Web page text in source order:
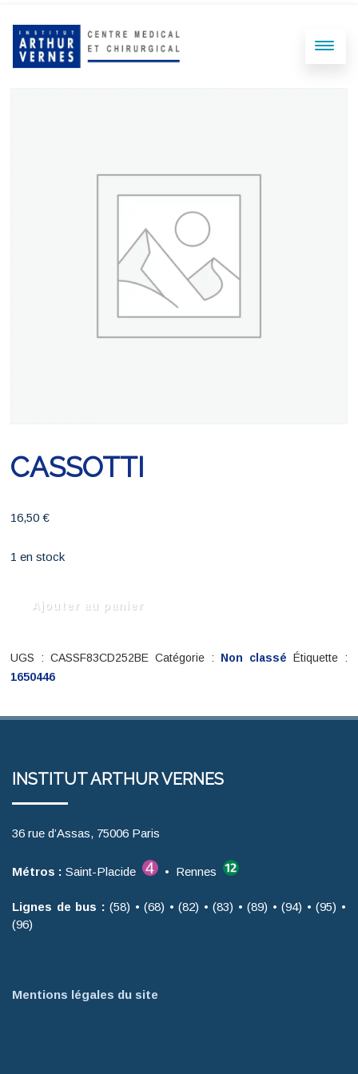
CASSOTTI
16,50€
1 en stock
Ajouter au panier
UGS :CASSF83CD252BE Catégorie : Non classé Étiquette :
1650446
INSTITUT ARTHUR VERNES
36 rue d’Assas, 75006 Paris
Métros : Saint-Placide • Rennes
Lignes de bus : (58) • (68) • (82) • (83) • (89) • (94) • (95) •
(96)
Mentions légales du site